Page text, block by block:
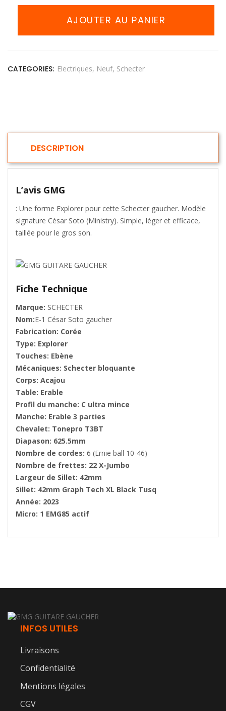
AJOUTER AU PANIER
CATEGORIES: Electriques Neuf Schecter
DESCRIPTION
L’avis GMG
: Une forme Explorer pour cette Schecter gaucher. Modèle
signature César Soto (Ministry). Simple, léger et efficace,
taillée pour le gros son.
Fiche Technique
Marque: SCHECTER
Nom:E-1 César Soto gaucher
Fabrication: Corée
Type: Explorer
Touches: Ebène
Mécaniques: Schecter bloquante
Corps: Acajou
Table: Erable
Profil du manche: C ultra mince
Manche: Erable 3 parties
Chevalet: Tonepro T3BT
Diapason: 625.5mm
Nombre de cordes: 6 (Ernie ball 10-46)
Nombre de frettes: 22 X-Jumbo
Largeur de Sillet: 42mm
Sillet: 42mm Graph Tech XL Black Tusq
Année: 2023
Micro: 1 EMG85 actif
INFOS UTILES
Livraisons
Confidentialité
Mentions légales
CGV